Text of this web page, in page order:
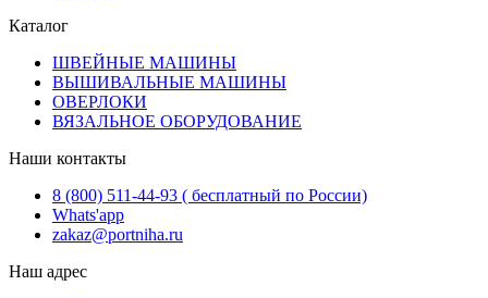
Каталог
ШВЕЙНЫЕ МАШИНЫ
ВЫШИВАЛЬНЫЕ МАШИНЫ
ОВЕРЛОКИ
ВЯЗАЛЬНОЕ ОБОРУДОВАНИЕ
Наши контакты
8 (800) 511-44-93 ( бесплатный по России)
Whats'app
zakaz@portniha.ru
Наш адрес